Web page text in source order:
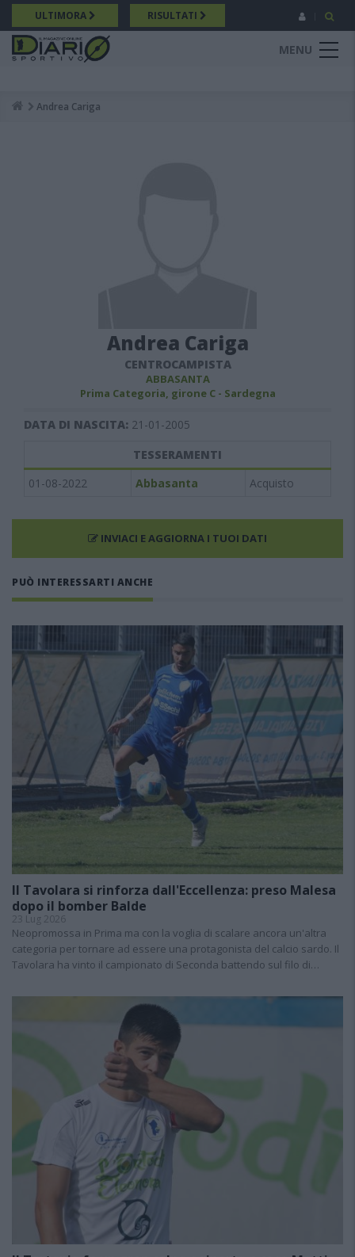
Salta
al
contenuto
principale
ULTIMORA RISULTATI
MENU
Breadcrumb
Andrea Cariga
Andrea Cariga
CENTROCAMPISTA
ABBASANTA
Prima Categoria, girone C - Sardegna
DATA DI NASCITA: 21-01-2005
TESSERAMENTI
01-08-2022
Abbasanta Acquisto
INVIACI E AGGIORNA I TUOI DATI
PUÒ INTERESSARTI ANCHE
Il Tavolara si rinforza dall'Eccellenza: preso Malesa
dopo il bomber Balde
23 Lug 2026
Neopromossa in Prima ma con la voglia di scalare ancora un'altra
categoria per tornare ad essere una protagonista del calcio sardo. Il
Tavolara ha vinto il campionato di Seconda battendo sul filo di…